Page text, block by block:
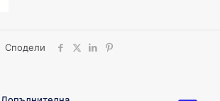
Сподели